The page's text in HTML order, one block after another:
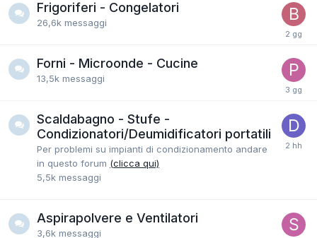
Frigoriferi - Congelatori
26,6k messaggi
Forni - Microonde - Cucine
13,5k messaggi
Scaldabagno - Stufe -
Condizionatori/Deumidificatori portatili
Per problemi su impianti di condizionamento andare
in questo forum (clicca qui)
5,5k messaggi
Aspirapolvere e Ventilatori
3,6k messaggi